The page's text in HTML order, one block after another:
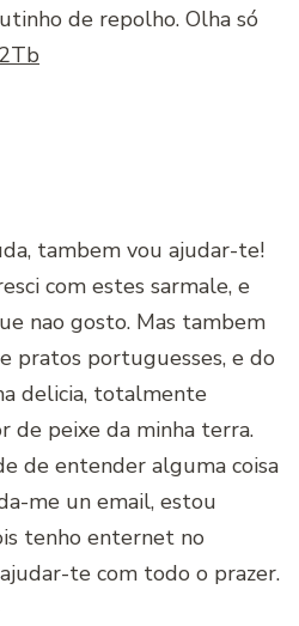
de repolho. Olha só
tambem vou ajudar-te!
com estes sarmale, e
nao gosto. Mas tambem
pratos portuguesses, e do
delicia, totalmente
de peixe da minha terra.
de entender alguma coisa
me un email, estou
tenho enternet no
te com todo o prazer.